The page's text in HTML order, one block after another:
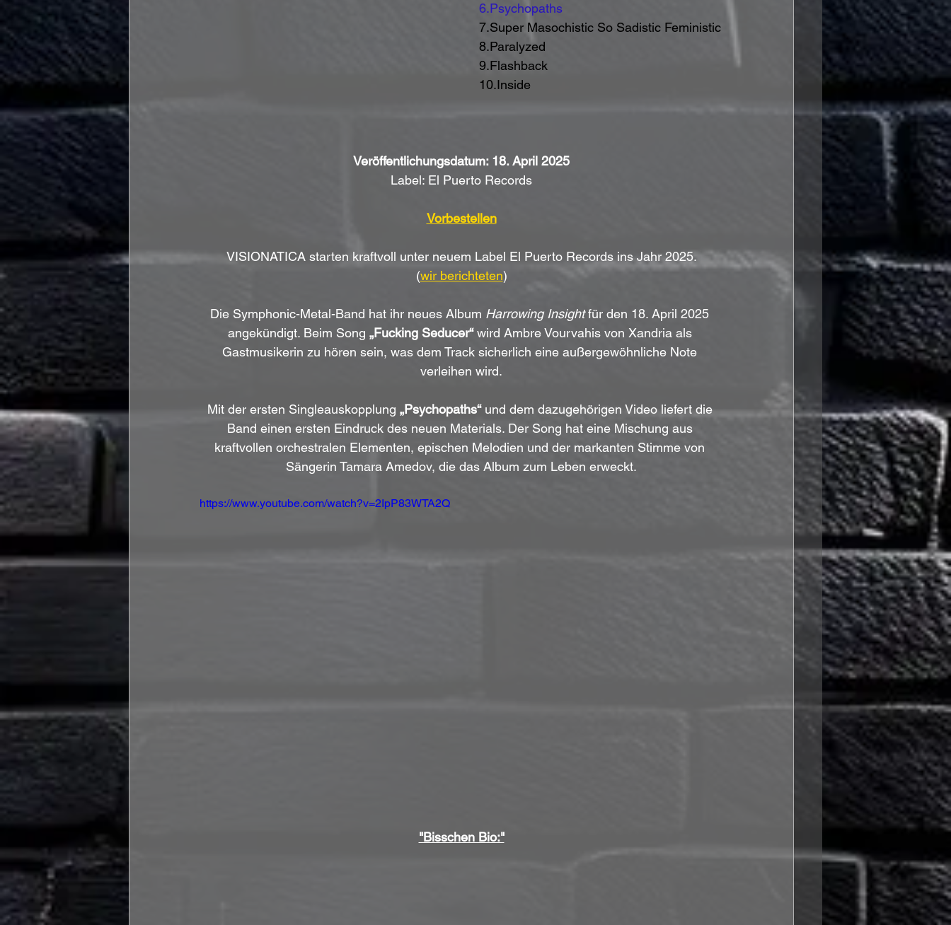
6.Psychopaths
7.Super Masochistic So Sadistic Feministic
8.Paralyzed
9.Flashback
10.Inside
Veröffentlichungsdatum: 18. April 2025
Label: El Puerto Records
Vorbestellen
VISIONATICA starten kraftvoll unter neuem Label El Puerto Records ins Jahr 2025.
(wir berichteten)
Die Symphonic-Metal-Band hat ihr neues Album Harrowing Insight für den 18. April 2025
angekündigt. Beim Song „Fucking Seducer“ wird Ambre Vourvahis von Xandria als
Gastmusikerin zu hören sein, was dem Track sicherlich eine außergewöhnliche Note
verleihen wird.
Mit der ersten Singleauskopplung „Psychopaths“ und dem dazugehörigen Video liefert die
Band einen ersten Eindruck des neuen Materials. Der Song hat eine Mischung aus
kraftvollen orchestralen Elementen, epischen Melodien und der markanten Stimme von
Sängerin Tamara Amedov, die das Album zum Leben erweckt.
https://www.youtube.com/watch?v=2IpP83WTA2Q
"Bisschen Bio:"